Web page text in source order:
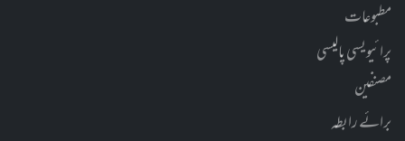
مطبوعات
پرائیویسی پالیسی
مصنفین
برائے رابطہ